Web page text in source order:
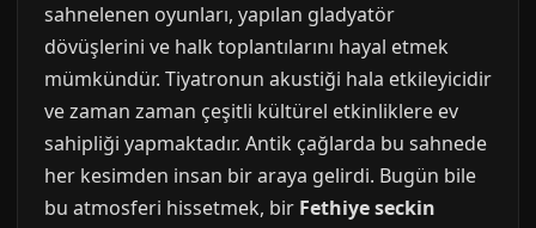
sahnelenen oyunları, yapılan gladyatör
dövüşlerini ve halk toplantılarını hayal etmek
mümkündür. Tiyatronun akustiği hala etkileyicidir
ve zaman zaman çeşitli kültürel etkinliklere ev
sahipliği yapmaktadır. Antik çağlarda bu sahnede
her kesimden insan bir araya gelirdi. Bugün bile
bu atmosferi hissetmek, bir Fethiye seckin